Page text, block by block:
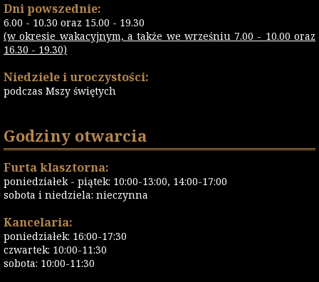
Dni powszednie:
6.00 - 10.30 oraz 15.00 - 19.30
(w okresie wakacyjnym, a także we wrześniu 7.00 - 10.00 oraz
16.30 - 19.30)
Niedziele i uroczystości:
podczas Mszy świętych
Godziny otwarcia
Furta klasztorna:
poniedziałek - piątek: 10:00-13:00, 14:00-17:00
sobota i niedziela: nieczynna
Kancelaria:
poniedziałek: 16:00-17:30
czwartek: 10:00-11:30
sobota: 10:00-11:30